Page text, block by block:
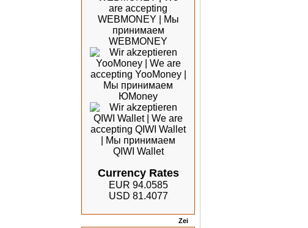
Currency Rates
EUR 94.0585
USD 81.4077